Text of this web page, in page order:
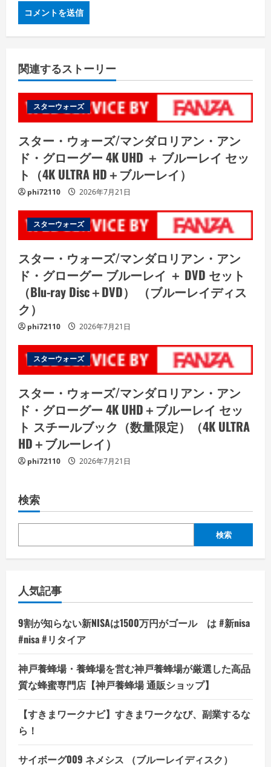
関連するストーリー
スターウォーズ
スター・ウォーズ/マンダロリアン・アン
ド・グローグー 4K UHD ＋ ブルーレイ セッ
ト（4K ULTRA HD＋ブルーレイ）
phi72110 2026年7月21日
スターウォーズ
スター・ウォーズ/マンダロリアン・アン
ド・グローグー ブルーレイ ＋ DVD セット
（Blu-ray Disc＋DVD） （ブルーレイディス
ク）
phi72110 2026年7月21日
スターウォーズ
スター・ウォーズ/マンダロリアン・アン
ド・グローグー 4K UHD＋ブルーレイ セッ
ト スチールブック（数量限定）（4K ULTRA
HD＋ブルーレイ）
phi72110 2026年7月21日
検索
検索
人気記事
9割が知らない新NISAは1500万円がゴール は #新nisa
#nisa #リタイア
神戸養蜂場・養蜂場を営む神戸養蜂場が厳選した高品
質な蜂蜜専門店【神戸養蜂場 通販ショップ】
【すきまワークナビ】すきまワークなび、副業するな
ら！
サイボーグ009 ネメシス （ブルーレイディスク）